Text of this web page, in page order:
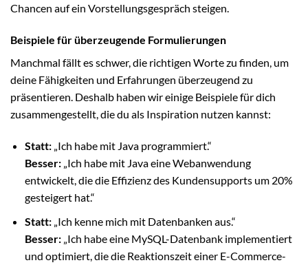
Chancen auf ein Vorstellungsgespräch steigen.
Beispiele für überzeugende Formulierungen
Manchmal fällt es schwer, die richtigen Worte zu finden, um
deine Fähigkeiten und Erfahrungen überzeugend zu
präsentieren. Deshalb haben wir einige Beispiele für dich
zusammengestellt, die du als Inspiration nutzen kannst:
Statt:„Ich habe mit Java programmiert.“
Besser:„Ich habe mit Java eine Webanwendung
entwickelt, die die Effizienz des Kundensupports um 20%
gesteigert hat.“
Statt:„Ich kenne mich mit Datenbanken aus.“
Besser:„Ich habe eine MySQL-Datenbank implementiert
und optimiert, die die Reaktionszeit einer E-Commerce-